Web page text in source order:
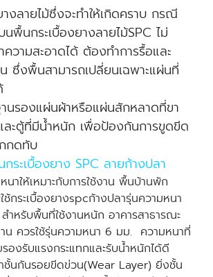
างลายไม้ซึ่งจะทำให้เกิดคราบ กรณี
นพื้นกระเบื้องยางลายไม้SPC ไม่
ความสะอาดได้ ต้องทำการรื้อและ
ซึ่งพื้นสามารถเปลี่ยนเฉพาะแผ่นที่
านรองแผ่นผ้าหรือแผ่นสักหลาดที่ขา
ละตู้ที่มีน้ำหนัก เพื่อป้องกันการขูดขีด
กดทับ
ระเบื้องยาง SPC ลายก้างปลา
นาให้เหมาะกับการใช้งาน พื้นบ้านพัก
ช้กระเบื้องยางspcก้างปลารุ่นความหนา
ำหรับพื้นที่ใช้งานหนัก อาคารสาธารณะ
น ควรใช้รุ่นความหนา 6 มม. ความหนาที่
องรับแรงกระแทกและรับน้ำหนักได้ดี
ชั้นกันรอยขีดข่วน(Wear Layer) ยิ่งชั้น